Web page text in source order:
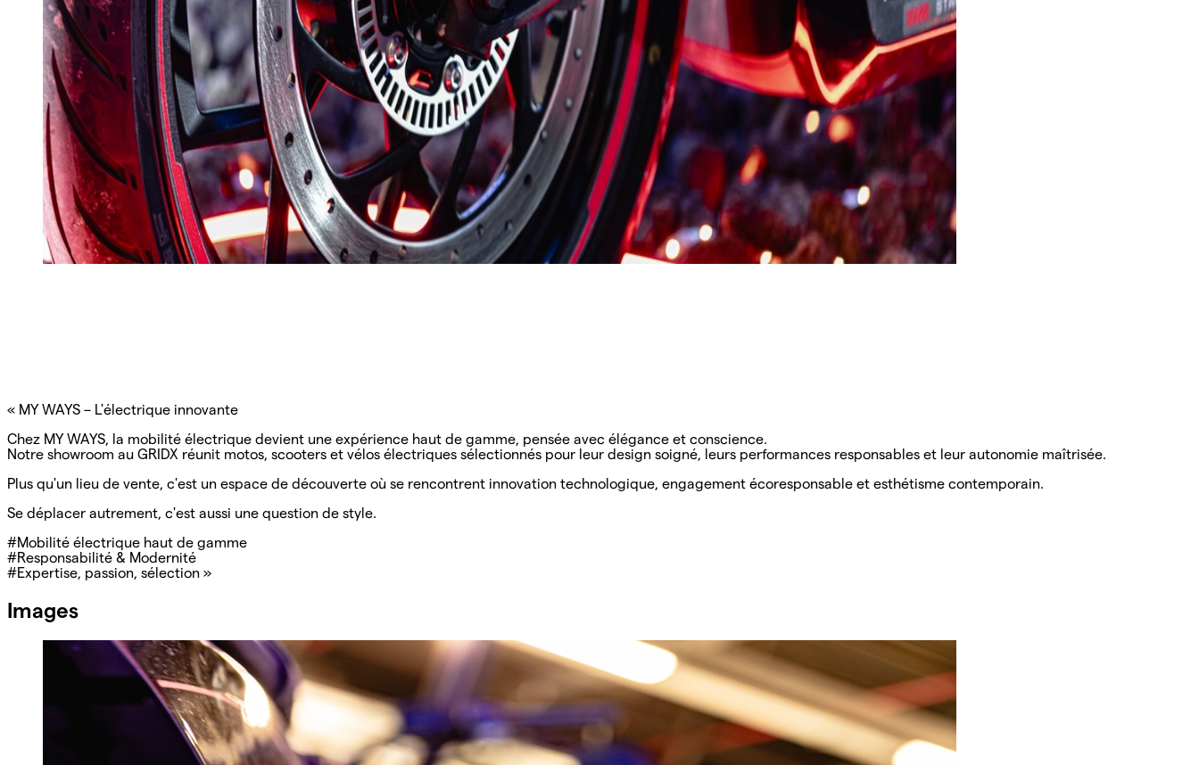
« MY WAYS – L'électrique innovante
Chez MY WAYS, la mobilité électrique devient une expérience haut de gamme, pensée avec élégance et conscience.
Notre showroom au GRIDX réunit motos, scooters et vélos électriques sélectionnés pour leur design soigné, leurs performances responsables et leur autonomie maîtrisée.
Plus qu'un lieu de vente, c'est un espace de découverte où se rencontrent innovation technologique, engagement écoresponsable et esthétisme contemporain.
Se déplacer autrement, c'est aussi une question de style.
#Mobilité électrique haut de gamme
#Responsabilité & Modernité
#Expertise, passion, sélection »
Images